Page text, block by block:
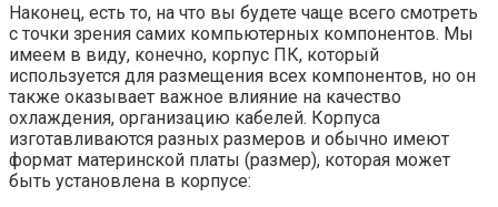
Наконец, есть то, на что вы будете чаще всего смотреть
с точки зрения самих компьютерных компонентов. Мы
имеем в виду, конечно, корпус ПК, который
используется для размещения всех компонентов, но он
также оказывает важное влияние на качество
охлаждения, организацию кабелей. Корпуса
изготавливаются разных размеров и обычно имеют
формат материнской платы (размер), которая может
быть установлена ​​в корпусе: